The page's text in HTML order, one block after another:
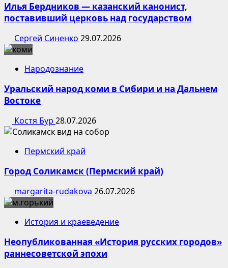
Илья Бердников — казанский канонист,
поставивший церковь над государством
Сергей Синенко 29.07.2026
Народознание
Уральский народ коми в Сибири и на Дальнем
Востоке
Костя Бур 28.07.2026
Пермский край
Город Соликамск (Пермский край)
margarita-rudakova 26.07.2026
История и краеведение
Неопубликованная «История русских городов»
раннесоветской эпохи